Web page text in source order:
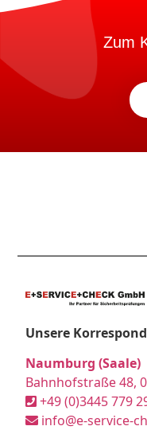
Zum
Unsere
Naumburg (Saale)
Bahnhofstraße 48,
+49 (0)3445 779
info@e-service-